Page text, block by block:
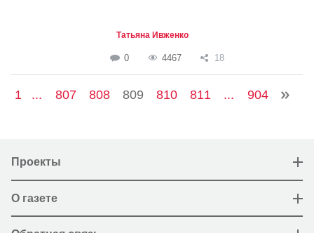
Татьяна Ивженко
0 4467 18
1 ... 807 808 809 810 811 ... 904
Проекты
О газете